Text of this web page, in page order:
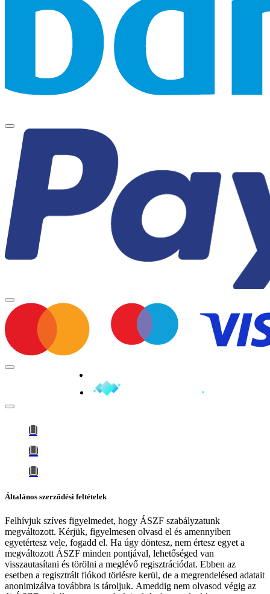
Általános szerződési feltételek
Felhívjuk szíves figyelmedet, hogy ÁSZF szabályzatunk
megváltozott. Kérjük, figyelmesen olvasd el és amennyiben
egyetértesz vele, fogadd el. Ha úgy döntesz, nem értesz egyet a
megváltozott ÁSZF minden pontjával, lehetőséged van
visszautasítani és törölni a meglévő regisztrációdat. Ebben az
esetben a regisztrált fiókod törlésre kerül, de a megrendelésed adatait
anonimizálva továbbra is tároljuk. Ameddig nem olvasod végig az